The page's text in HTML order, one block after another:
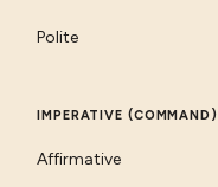
Polite
IMPERATIVE (COMMAND)
Affirmative